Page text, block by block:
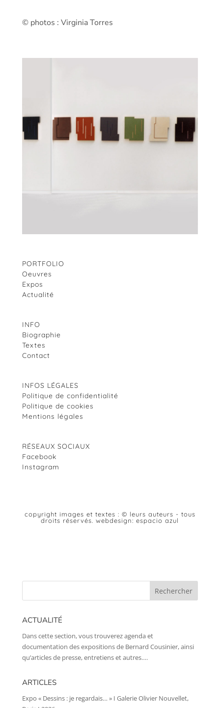
© photos : Virginia Torres
PORTFOLIO
Oeuvres
Expos
Actualité
INFO
Biographie
Textes
Contact
INFOS LÉGALES
Politique de confidentialité
Politique de cookies
Mentions légales
RÉSEAUX SOCIAUX
Facebook
Instagram
copyright images et textes : © leurs auteurs - tous
droits réservés. webdesign: espacio azul
ACTUALITÉ
Dans cette section, vous trouverez agenda et
documentation des expositions de Bernard Cousinier, ainsi
qu’articles de presse, entretiens et autres….
ARTICLES
Expo « Dessins : je regardais… » I Galerie Olivier Nouvellet,